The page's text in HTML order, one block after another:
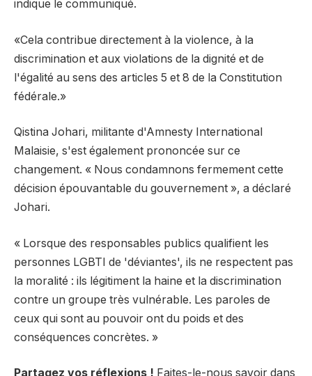
indique le communiqué.
«Cela contribue directement à la violence, à la
discrimination et aux violations de la dignité et de
l'égalité au sens des articles 5 et 8 de la Constitution
fédérale.»
Qistina Johari, militante d'Amnesty International
Malaisie, s'est également prononcée sur ce
changement. « Nous condamnons fermement cette
décision épouvantable du gouvernement », a déclaré
Johari.
« Lorsque des responsables publics qualifient les
personnes LGBTI de 'déviantes', ils ne respectent pas
la moralité : ils légitiment la haine et la discrimination
contre un groupe très vulnérable. Les paroles de
ceux qui sont au pouvoir ont du poids et des
conséquences concrètes. »
Partagez vos réflexions ! Faites-le-nous savoir dans